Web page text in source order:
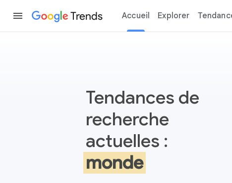
Trends Accueil Explorer
Tendances de
recherche
actuelles :
monde